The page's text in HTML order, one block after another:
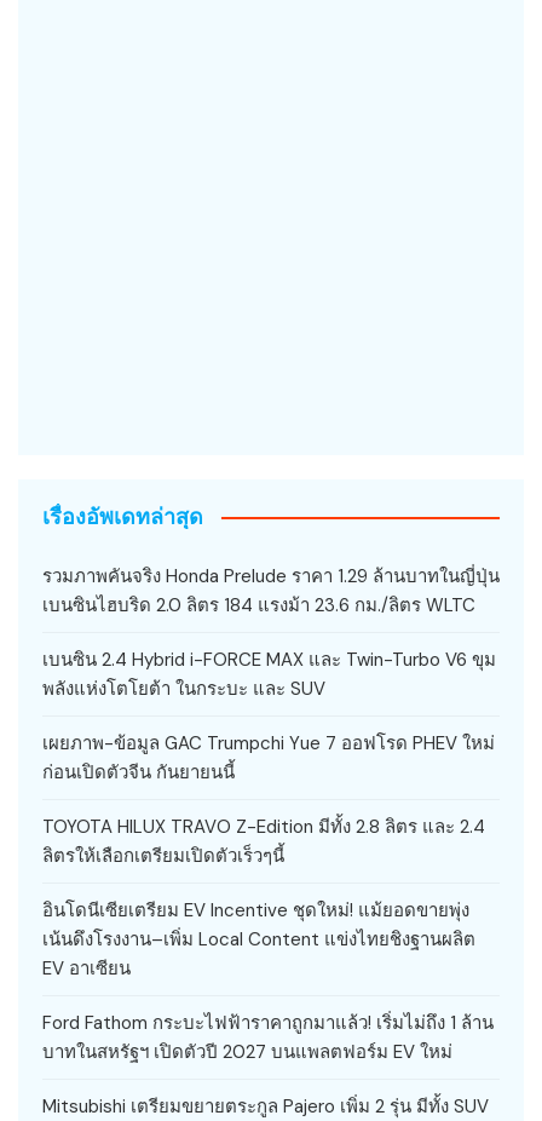
เรื่องอัพเดทล่าสุด
รวมภาพคันจริง Honda Prelude ราคา 1.29 ล้านบาทในญี่ปุ่น
เบนซินไฮบริด 2.0 ลิตร 184 แรงม้า 23.6 กม./ลิตร WLTC
เบนซิน 2.4 Hybrid i-FORCE MAX และ Twin-Turbo V6 ขุม
พลังแห่งโตโยต้า ในกระบะ และ SUV
เผยภาพ-ข้อมูล GAC Trumpchi Yue 7 ออฟโรด PHEV ใหม่
ก่อนเปิดตัวจีน กันยายนนี้
TOYOTA HILUX TRAVO Z-Edition มีทั้ง 2.8 ลิตร และ 2.4
ลิตรให้เลือกเตรียมเปิดตัวเร็วๆนี้
อินโดนีเซียเตรียม EV Incentive ชุดใหม่! แม้ยอดขายพุ่ง
เน้นดึงโรงงาน–เพิ่ม Local Content แข่งไทยชิงฐานผลิต
EV อาเซียน
Ford Fathom กระบะไฟฟ้าราคาถูกมาแล้ว! เริ่มไม่ถึง 1 ล้าน
บาทในสหรัฐฯ เปิดตัวปี 2027 บนแพลตฟอร์ม EV ใหม่
Mitsubishi เตรียมขยายตระกูล Pajero เพิ่ม 2 รุ่น มีทั้ง SUV